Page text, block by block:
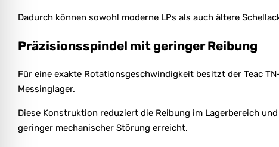
Dadurch können sowohl moderne LPs als auch ältere
Präzisionsspindel mit geringer Reibung
Für eine exakte Rotationsgeschwindigkeit besitzt der Teac
Messinglager.
Diese Konstruktion reduziert die Reibung im Lagerbereich
geringer mechanischer Störung erreicht.